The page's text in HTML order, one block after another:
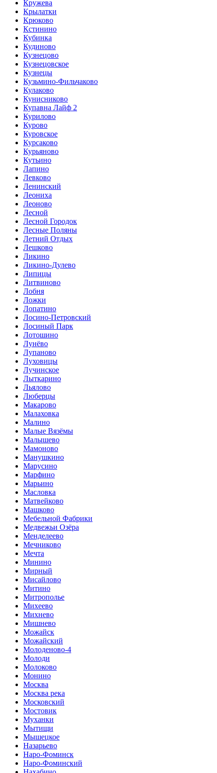
Кружева
Крылатки
Крюково
Кстинино
Кубинка
Кудиново
Кузнецово
Кузнецовское
Кузнецы
Кузьмино-Фильчаково
Кулаково
Кунисниково
Купавна Лайф 2
Курилово
Курово
Куровское
Курсаково
Курьяново
Кутьино
Лапино
Левково
Ленинский
Леониха
Леоново
Лесной
Лесной Городок
Лесные Поляны
Летний Отдых
Лешково
Ликино
Ликино-Дулево
Липицы
Литвиново
Лобня
Ложки
Лопатино
Лосино-Петровский
Лосиный Парк
Лотошино
Лунёво
Лупаново
Луховицы
Лучинское
Лыткарино
Льялово
Люберцы
Макарово
Малаховка
Малино
Малые Вязёмы
Малышево
Мамоново
Манушкино
Марусино
Марфино
Марьино
Масловка
Матвейково
Машково
Мебельной Фабрики
Медвежьи Озёра
Менделеево
Мечниково
Мечта
Минино
Мирный
Мисайлово
Митино
Митрополье
Михеево
Михнево
Мишнево
Можайск
Можайский
Молоденово-4
Молоди
Молоково
Монино
Москва
Москва река
Московский
Мостовик
Муханки
Мытищи
Мышецкое
Назарьево
Наро-Фоминск
Наро-Фоминский